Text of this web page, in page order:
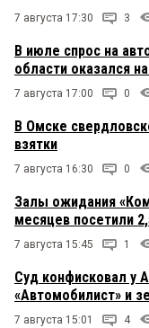
7 августа 17:30 3
В июле спрос на
области оказался
7 августа 17:00 0
В Омске
взятки
7 августа 16:30 0
Залы ожидания
месяцев посетили
7 августа 15:45 1
Суд конфисковал у
«Автомобилист» и
7 августа 15:01 4